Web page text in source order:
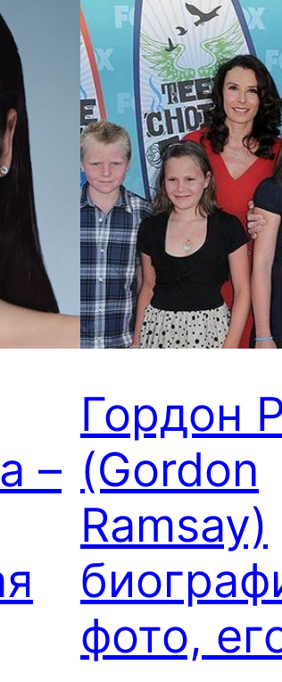
–
Гордон
(Gordon
Ramsay)
фото,